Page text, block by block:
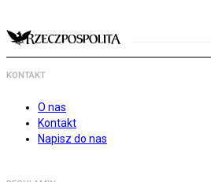
KONTAKT
O nas
Kontakt
Napisz do nas